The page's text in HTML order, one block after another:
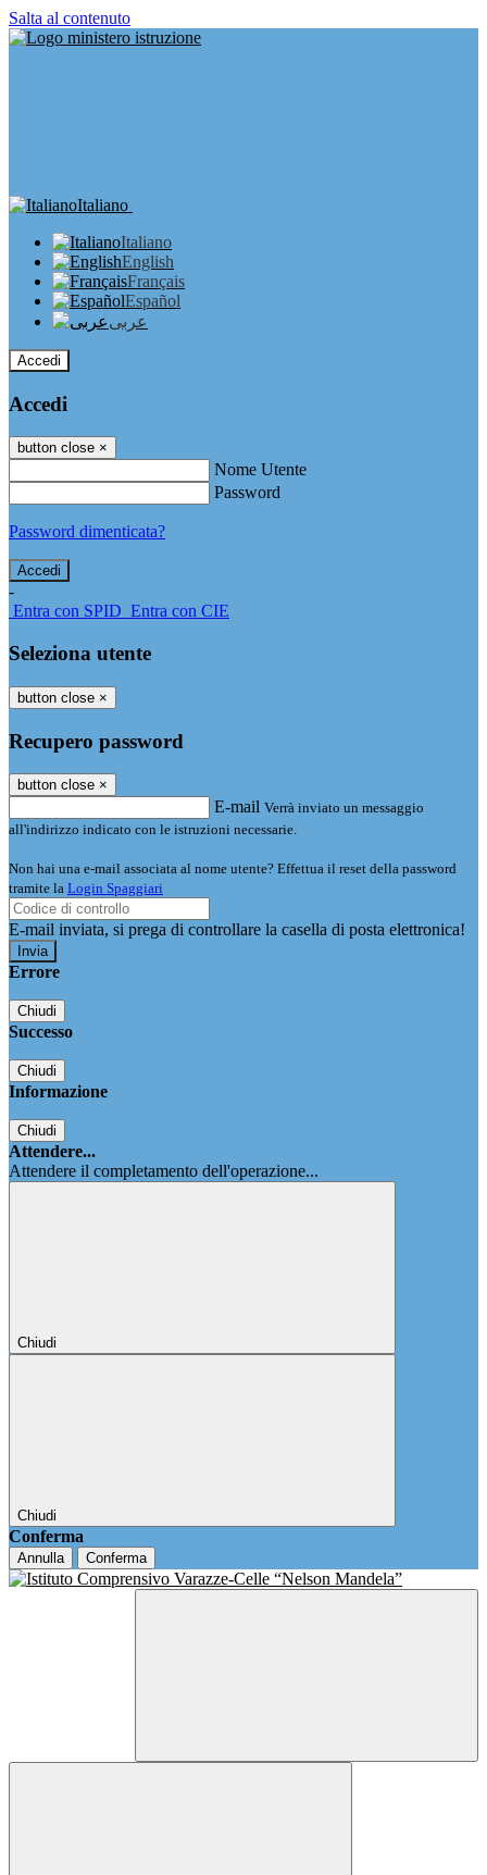
Salta al contenuto
Italiano
Italiano
English
Français
Español
عربى
Accedi
Accedi
button close ×
Nome Utente
Password
Password dimenticata?
-
Entra con SPID Entra con CIE
Seleziona utente
button close ×
Recupero password
button close ×
E-mail Verrà inviato un messaggio
all'indirizzo indicato con le istruzioni necessarie.
Non hai una e-mail associata al nome utente? Effettua il reset della password
tramite la Login Spaggiari
E-mail inviata, si prega di controllare la casella di posta elettronica!
Errore
Chiudi
Successo
Chiudi
Informazione
Chiudi
Attendere...
Attendere il completamento dell'operazione...
Chiudi
Chiudi
Conferma
Annulla Conferma